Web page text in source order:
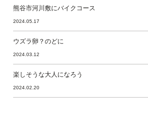
熊谷市河川敷にバイクコース
2024.05.17
ウズラ卵？のどに
2024.03.12
楽しそうな大人になろう
2024.02.20